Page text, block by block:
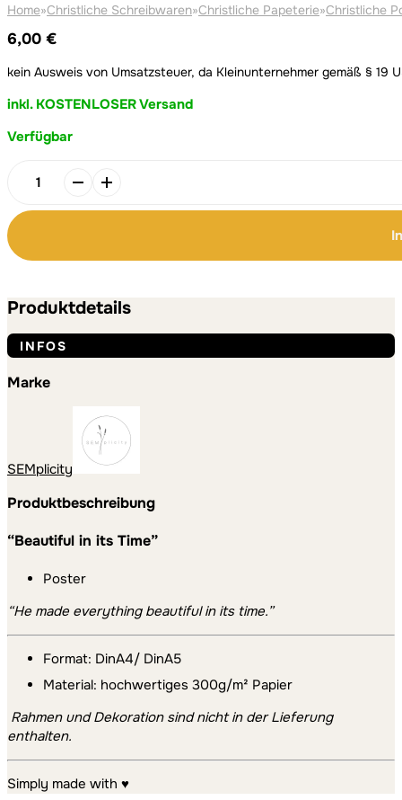
Home»Christliche Schreibwaren»Christliche Papeterie»Christliche
6,00 €
kein Ausweis von Umsatzsteuer, da Kleinunternehmer gemäß § 19
inkl. KOSTENLOSER Versand
Verfügbar
Poster
"beautiful
its
time"
Produktdetails
INFOS
Marke
SEMplicity
Produktbeschreibung
“Beautiful in its Time”
Poster
“He made everything beautiful in its time.”
Format: DinA4/ DinA5
Material: hochwertiges 300g/m² Papier
Rahmen und Dekoration sind nicht in der Lieferung
enthalten.
Simply made with ♥